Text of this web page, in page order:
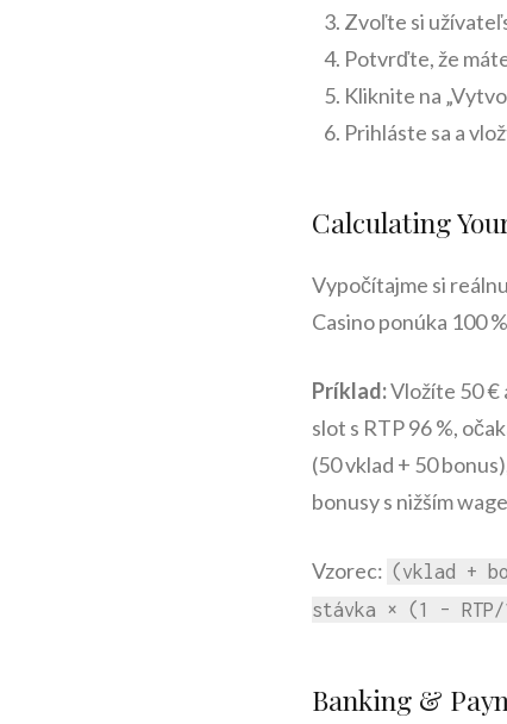
Zvoľte si
Potvrďte, že
Kliknite na
Prihláste sa a
Calculating
Vypočítajme si
Casino ponúka 100
Príklad:Vložíte 50 €
slot s RTP 96 %,
(50 vklad + 50
bonusy s nižším
Vzorec: (vklad +
stávka × (1 – RTP/
Banking &